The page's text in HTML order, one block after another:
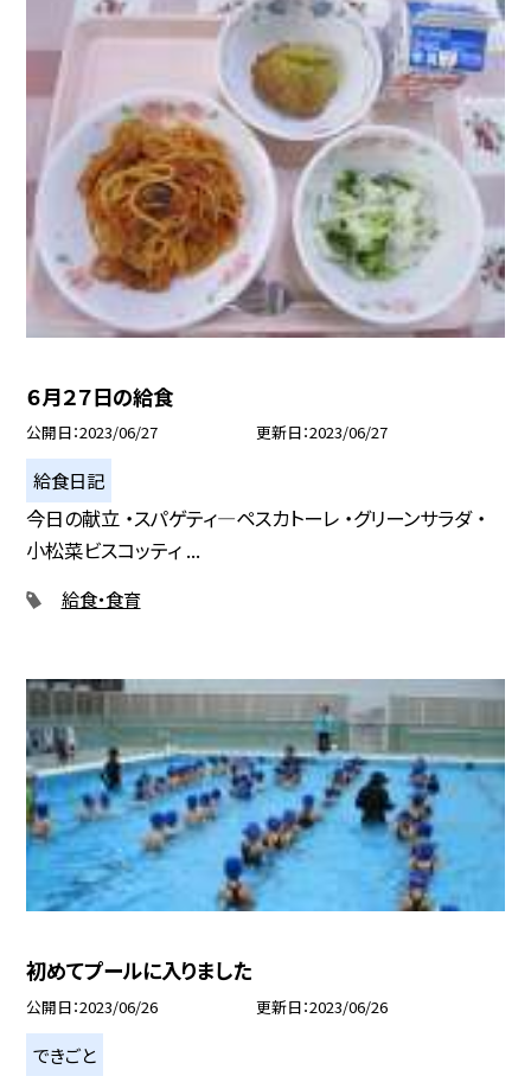
６月２７日の給食
公開日 2023/06/27 更新日 2023/06/27
給食日記
今日の献立 ・スパゲティ—ペスカトーレ ・グリーンサラダ ・
小松菜ビスコッティ ...
給食・食育
初めてプールに入りました
公開日 2023/06/26 更新日 2023/06/26
できごと